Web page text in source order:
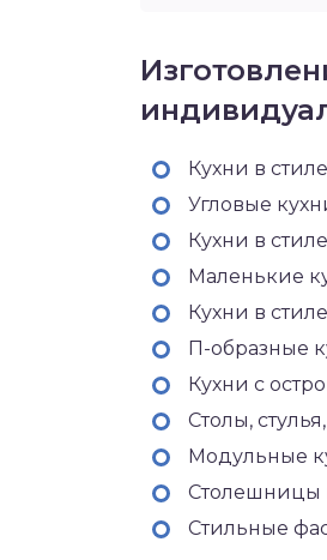
Кухни в
Угловые
Кухни в
Маленькие
Кухни в
П-образные
Кухни с
Столы,
Модульные
Столешницы
Стильные